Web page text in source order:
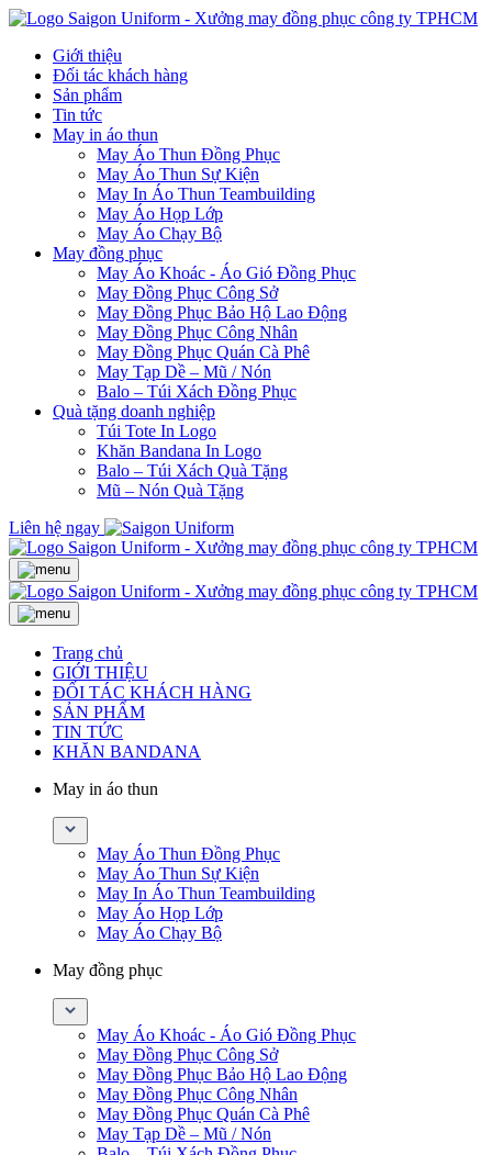
Giới thiệu
Đối tác khách hàng
Sản phẩm
Tin tức
May in áo thun
May Áo Thun Đồng Phục
May Áo Thun Sự Kiện
May In Áo Thun Teambuilding
May Áo Họp Lớp
May Áo Chạy Bộ
May đồng phục
May Áo Khoác - Áo Gió Đồng Phục
May Đồng Phục Công Sở
May Đồng Phục Bảo Hộ Lao Động
May Đồng Phục Công Nhân
May Đồng Phục Quán Cà Phê
May Tạp Dề – Mũ / Nón
Balo – Túi Xách Đồng Phục
Quà tặng doanh nghiệp
Túi Tote In Logo
Khăn Bandana In Logo
Balo – Túi Xách Quà Tặng
Mũ – Nón Quà Tặng
Liên hệ ngay
Trang chủ
GIỚI THIỆU
ĐỐI TÁC KHÁCH HÀNG
SẢN PHẨM
TIN TỨC
KHĂN BANDANA
May in áo thun
May Áo Thun Đồng Phục
May Áo Thun Sự Kiện
May In Áo Thun Teambuilding
May Áo Họp Lớp
May Áo Chạy Bộ
May đồng phục
May Áo Khoác - Áo Gió Đồng Phục
May Đồng Phục Công Sở
May Đồng Phục Bảo Hộ Lao Động
May Đồng Phục Công Nhân
May Đồng Phục Quán Cà Phê
May Tạp Dề – Mũ / Nón